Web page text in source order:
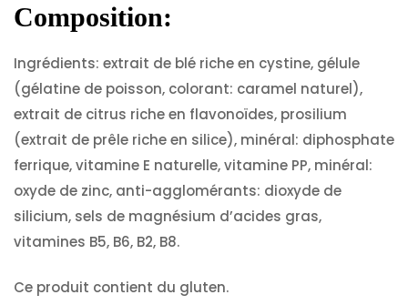
Composition:
Ingrédients: extrait de blé riche en cystine, gélule
(gélatine de poisson, colorant: caramel naturel),
extrait de citrus riche en flavonoïdes, prosilium
(extrait de prêle riche en silice), minéral: diphosphate
ferrique, vitamine E naturelle, vitamine PP, minéral:
oxyde de zinc, anti-agglomérants: dioxyde de
silicium, sels de magnésium d’acides gras,
vitamines B5, B6, B2, B8.
Ce produit contient du gluten.